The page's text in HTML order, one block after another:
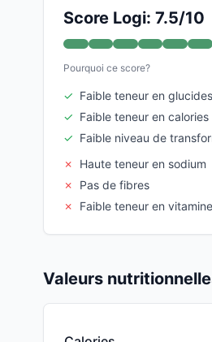
Score Logi: 7.5/10
Pourquoi ce score?
✓ Faible teneur en glucides
✓ Faible teneur en calories
✓ Faible niveau de
✗
Haute teneur en sodium
✗
Pas de fibres
✗
Faible teneur en
Valeurs